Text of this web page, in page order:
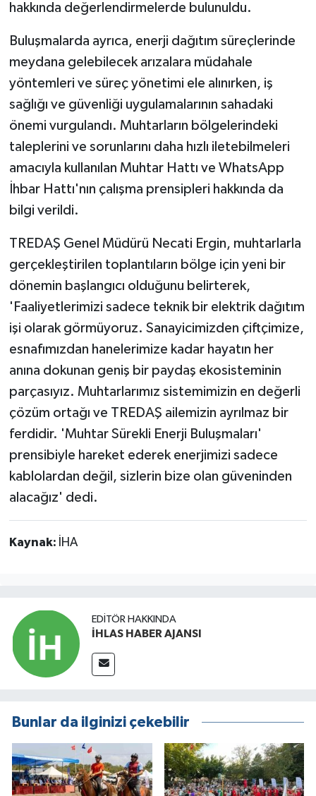
hakkında değerlendirmelerde bulunuldu.
Buluşmalarda ayrıca, enerji dağıtım süreçlerinde
meydana gelebilecek arızalara müdahale
yöntemleri ve süreç yönetimi ele alınırken, iş
sağlığı ve güvenliği uygulamalarının sahadaki
önemi vurgulandı. Muhtarların bölgelerindeki
taleplerini ve sorunlarını daha hızlı iletebilmeleri
amacıyla kullanılan Muhtar Hattı ve WhatsApp
İhbar Hattı'nın çalışma prensipleri hakkında da
bilgi verildi.
TREDAŞ Genel Müdürü Necati Ergin, muhtarlarla
gerçekleştirilen toplantıların bölge için yeni bir
dönemin başlangıcı olduğunu belirterek,
'Faaliyetlerimizi sadece teknik bir elektrik dağıtım
işi olarak görmüyoruz. Sanayicimizden çiftçimize,
esnafımızdan hanelerimize kadar hayatın her
anına dokunan geniş bir paydaş ekosisteminin
parçasıyız. Muhtarlarımız sistemimizin en değerli
çözüm ortağı ve TREDAŞ ailemizin ayrılmaz bir
ferdidir. 'Muhtar Sürekli Enerji Buluşmaları'
prensibiyle hareket ederek enerjimizi sadece
kablolardan değil, sizlerin bize olan güveninden
alacağız' dedi.
Kaynak: İHA
EDITÖR HAKKINDA
İHLAS HABER AJANSI
Bunlar da ilginizi çekebilir